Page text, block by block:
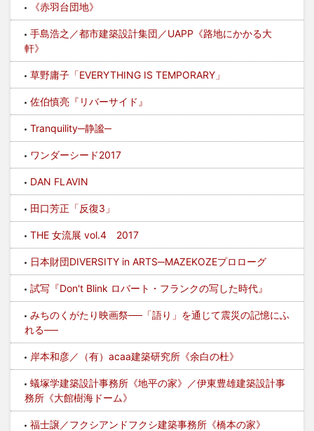
《赤羽台団地》
手島浩之／都市建築設計集団／UAPP《路地にかかる大
軒》
草野庸子「EVERYTHING IS TEMPORARY」
佐伯慎亮『リバーサイド』
Tranquility─静謐─
ワンダーシード2017
DAN FLAVIN
田口芳正「反復3」
THE 女流展 vol.4 2017
日本財団DIVERSITY in ARTS─MAZEKOZEプロローグ
試写『Don't Blink ロバート・フランクの写した時代』
みちのくがたり映画祭──「語り」を通じて震災の記憶にふ
れる──
岸本和彦／（有）acaa建築研究所《余白の杜》
蟻塚学建築設計事務所《地平の家》／伊東豊雄建築設計事
務所《大館樹海ドーム》
福士譲／フクシアンドフクシ建築事務所《橋本の家》